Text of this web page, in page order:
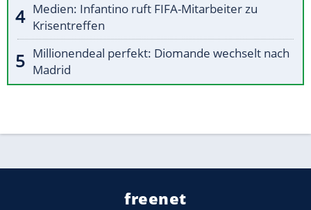
Medien: Infantino ruft FIFA-Mitarbeiter zu
Krisentreffen
Millionendeal perfekt: Diomande wechselt nach
Madrid
freenet